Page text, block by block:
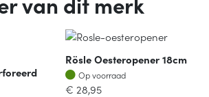
Rösle Oesteropener 18cm
Op voorraad
Op voorraad
€ 28,95